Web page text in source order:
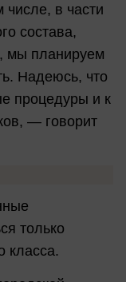
числе, в части
состава,
мы планируем
Надеюсь, что
процедуры и к
— говорит
только
класса.